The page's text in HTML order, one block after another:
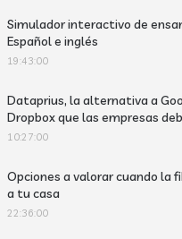
Simulador interactivo de
Español e inglés
19:43:00
Dataprius, la alternativa a
Dropbox que las empresas
10:27:00
Opciones a valorar cuando la
a tu casa
22:36:00